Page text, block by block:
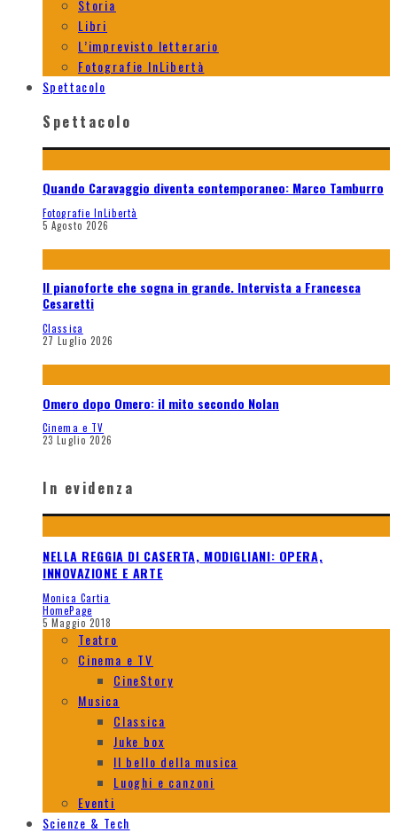
Storia
Libri
L’imprevisto letterario
Fotografie InLibertà
Spettacolo
Spettacolo
Quando Caravaggio diventa contemporaneo: Marco Tamburro
Fotografie InLibertà
5 Agosto 2026
Il pianoforte che sogna in grande. Intervista a Francesca
Cesaretti
Classica
27 Luglio 2026
Omero dopo Omero: il mito secondo Nolan
Cinema e TV
23 Luglio 2026
In evidenza
NELLA REGGIA DI CASERTA, MODIGLIANI: OPERA,
INNOVAZIONE E ARTE
Monica Cartia
HomePage
5 Maggio 2018
Teatro
Cinema e TV
CineStory
Musica
Classica
Juke box
Il bello della musica
Luoghi e canzoni
Eventi
Scienze & Tech